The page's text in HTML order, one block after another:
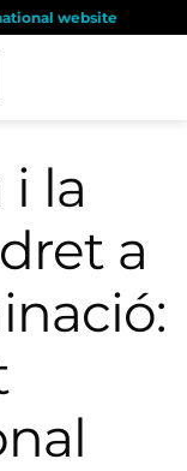
website
la
a